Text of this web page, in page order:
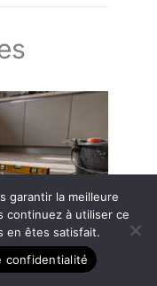
garantir la meilleure
continuez à utiliser ce
en êtes satisfait.
confidentialité